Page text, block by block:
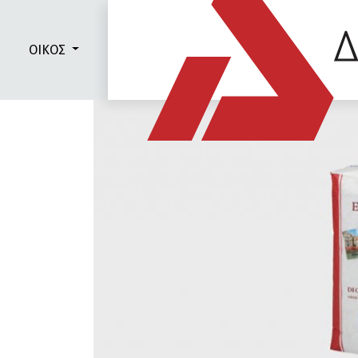
ΟΙΚΟΣ